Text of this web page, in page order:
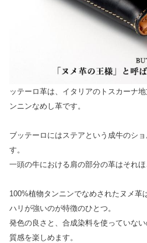
ッテーロ革は、イタリアのトスカーナ
ンニンなめし革です。
ブッテーロにはステアという成牛のシ
す。
一頭の牛における肩の部分の革はそれ
100%植物タンニンでなめされたヌメ革
ハリが強いのが特徴のひとつ。
発色の良さと、合成染料を使っていな
質感を楽しめます。